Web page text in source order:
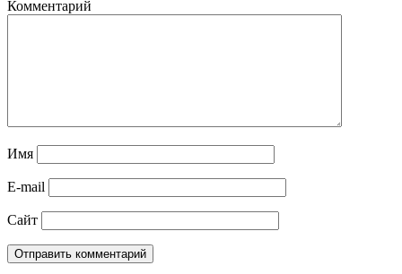
Комментарий
Имя
E-mail
Сайт